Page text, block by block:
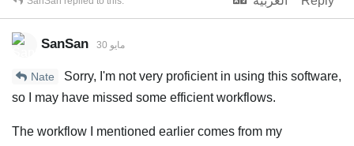
SanSan 30 مايو
Nate
Sorry, I'm not very proficient in using this software,
so I may have missed some efficient workflows.
The workflow I mentioned earlier comes from my